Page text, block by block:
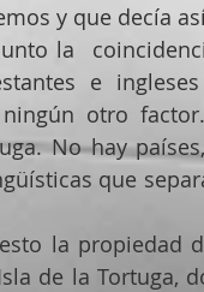
y que decía
la
e
otro
No hay
que
la propiedad
de la Tortuga,